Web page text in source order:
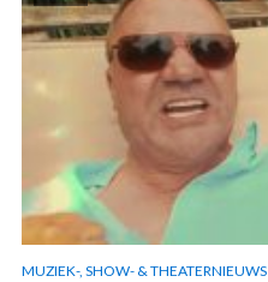
MUZIEK-, SHOW- & THEATERNIEUWS